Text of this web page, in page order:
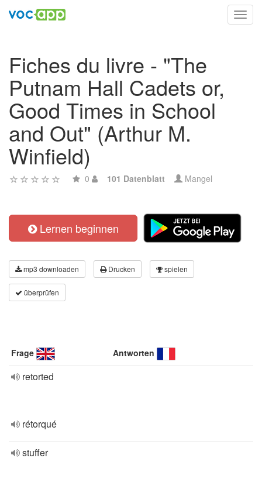
Fiches du livre - "The
Putnam Hall Cadets or,
Good Times in School
and Out" (Arthur M.
Winfield)
0 101 Datenblatt Mangel
Lernen beginnen
mp3 downloaden Drucken spielen
überprüfen
Frage Antworten
retorted
rétorqué
stuffer